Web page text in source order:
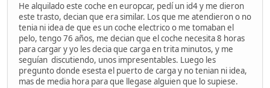
He alquilado este coche en europcar, pedí un id4 y me dieron
este trasto, decian que era similar. Los que me atendieron o no
tenia ni idea de que es un coche electrico o me tomaban el
pelo, tengo 76 años, me decian que el coche necesita 8 horas
para cargar y yo les decia que carga en trita minutos, y me
seguían discutiendo, unos impresentables. Luego les
pregunto donde esesta el puerto de carga y no tenian ni idea,
mas de media hora para que llegase alguien que lo supiese.